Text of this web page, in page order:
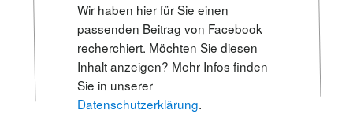
Wir haben hier für Sie einen
passenden Beitrag von Facebook
recherchiert. Möchten Sie diesen
Inhalt anzeigen? Mehr Infos finden
Sie in unserer
Datenschutzerklärung.